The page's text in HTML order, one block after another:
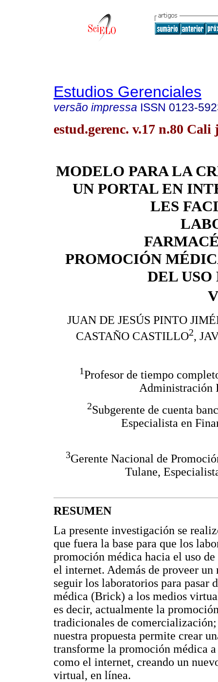
Estudios Gerenciales
versão impressa ISSN 0123-
estud.gerenc. v.17 n.80 Cali
MODELO PARA LA
UN PORTAL EN
LES
PROMOCIÓN
DEL USO
JUAN DE JESÚS PINTO
CASTAÑO CASTILLO2,
1Profesor de tiempo
Administración
2Subgerente de cuenta
Especialista en
3Gerente Nacional de
Tulane,
RESUMEN
La presente investigación se
que fuera la base para que los
promoción médica hacia el uso
el internet. Además de proveer un
seguir los laboratorios para pasar
médica (Brick) a los medios
es decir, actualmente la
tradicionales de
nuestra propuesta permite crear
transforme la promoción médica
como el internet, creando un
virtual, en línea.